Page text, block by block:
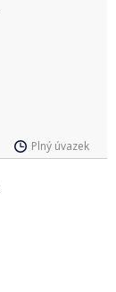
Plný úvazek